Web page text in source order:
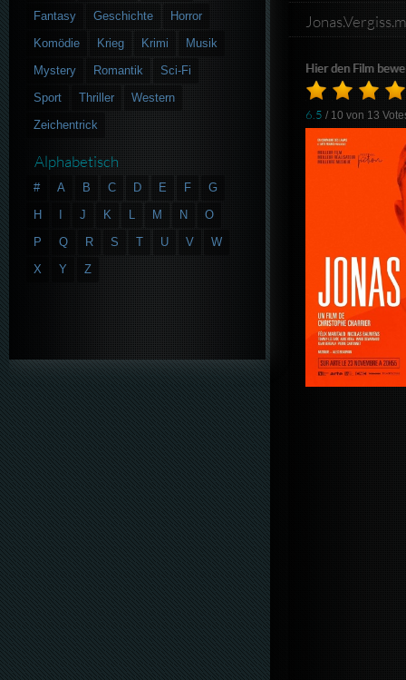
Hier den Film
6.5 / 10 von 13
Fantasy
Geschichte
Horror
Komödie
Krieg Krimi
Musik
Mystery
Romantik
Sci-Fi
Sport
Thriller
Western
Zeichentrick
Alphabetisch
# A B C D E F
G
H
J K L M N
O
P
Q R S T U V
W
X
Y Z